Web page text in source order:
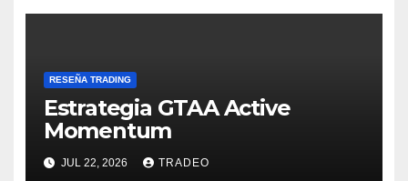
RESEÑA TRADING
Estrategia GTAA Active
Momentum
JUL 22, 2026 TRADEO